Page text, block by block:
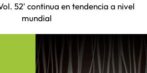
52' continua en tendencia a nivel
mundial